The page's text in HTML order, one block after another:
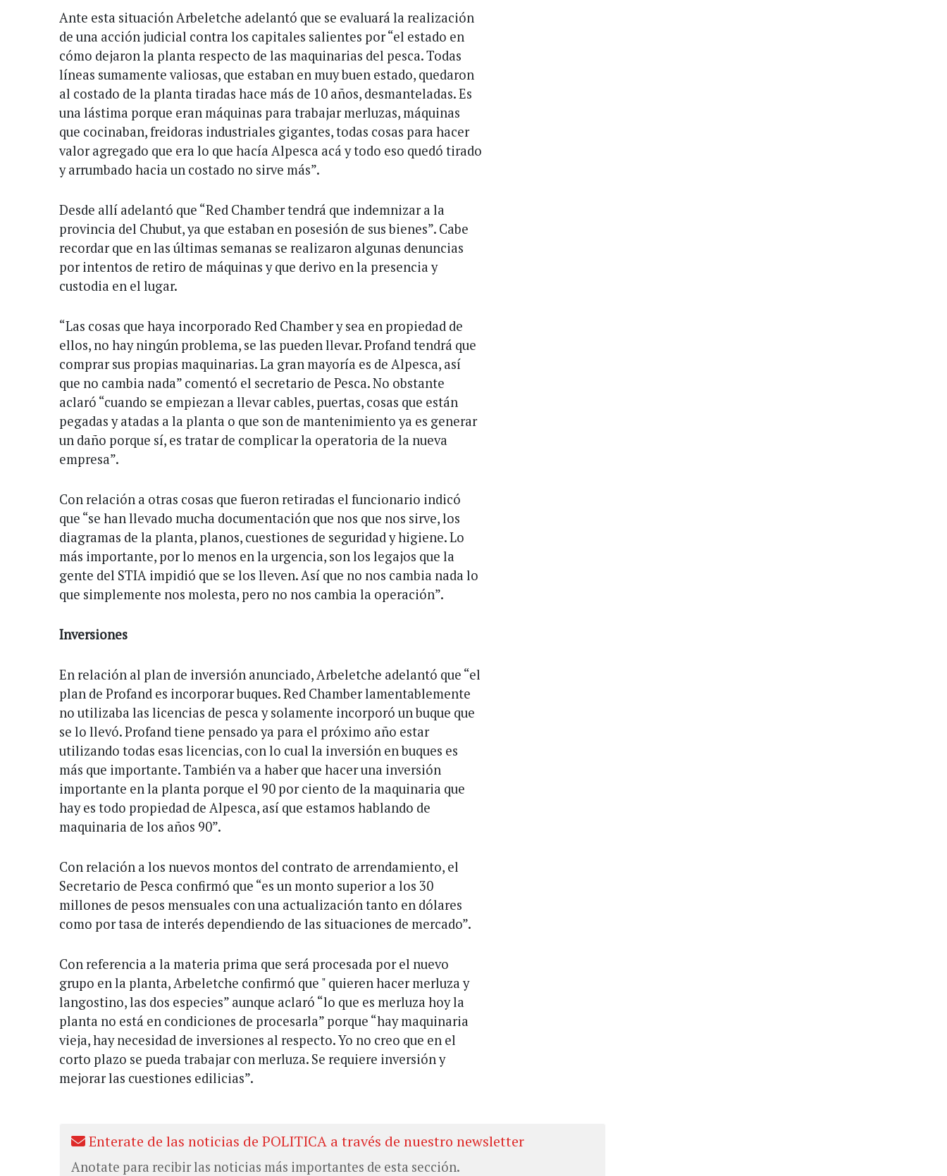
Ante esta situación Arbeletche adelantó que se evaluará la realización
de una acción judicial contra los capitales salientes por “el estado en
cómo dejaron la planta respecto de las maquinarias del pesca. Todas
líneas sumamente valiosas, que estaban en muy buen estado, quedaron
al costado de la planta tiradas hace más de 10 años, desmanteladas. Es
una lástima porque eran máquinas para trabajar merluzas, máquinas
que cocinaban, freidoras industriales gigantes, todas cosas para hacer
valor agregado que era lo que hacía Alpesca acá y todo eso quedó tirado
y arrumbado hacia un costado no sirve más”.
Desde allí adelantó que “Red Chamber tendrá que indemnizar a la
provincia del Chubut, ya que estaban en posesión de sus bienes”. Cabe
recordar que en las últimas semanas se realizaron algunas denuncias
por intentos de retiro de máquinas y que derivo en la presencia y
custodia en el lugar.
“Las cosas que haya incorporado Red Chamber y sea en propiedad de
ellos, no hay ningún problema, se las pueden llevar. Profand tendrá que
comprar sus propias maquinarias. La gran mayoría es de Alpesca, así
que no cambia nada” comentó el secretario de Pesca. No obstante
aclaró “cuando se empiezan a llevar cables, puertas, cosas que están
pegadas y atadas a la planta o que son de mantenimiento ya es generar
un daño porque sí, es tratar de complicar la operatoria de la nueva
empresa”.
Con relación a otras cosas que fueron retiradas el funcionario indicó
que “se han llevado mucha documentación que nos que nos sirve, los
diagramas de la planta, planos, cuestiones de seguridad y higiene. Lo
más importante, por lo menos en la urgencia, son los legajos que la
gente del STIA impidió que se los lleven. Así que no nos cambia nada lo
que simplemente nos molesta, pero no nos cambia la operación”.
Inversiones
En relación al plan de inversión anunciado, Arbeletche adelantó que “el
plan de Profand es incorporar buques. Red Chamber lamentablemente
no utilizaba las licencias de pesca y solamente incorporó un buque que
se lo llevó. Profand tiene pensado ya para el próximo año estar
utilizando todas esas licencias, con lo cual la inversión en buques es
más que importante. También va a haber que hacer una inversión
importante en la planta porque el 90 por ciento de la maquinaria que
hay es todo propiedad de Alpesca, así que estamos hablando de
maquinaria de los años 90”.
Con relación a los nuevos montos del contrato de arrendamiento, el
Secretario de Pesca confirmó que “es un monto superior a los 30
millones de pesos mensuales con una actualización tanto en dólares
como por tasa de interés dependiendo de las situaciones de mercado”.
Con referencia a la materia prima que será procesada por el nuevo
grupo en la planta, Arbeletche confirmó que " quieren hacer merluza y
langostino, las dos especies” aunque aclaró “lo que es merluza hoy la
planta no está en condiciones de procesarla” porque “hay maquinaria
vieja, hay necesidad de inversiones al respecto. Yo no creo que en el
corto plazo se pueda trabajar con merluza. Se requiere inversión y
mejorar las cuestiones edilicias”.
Enterate de las noticias de POLITICA a través de nuestro newsletter
Anotate para recibir las noticias más importantes de esta sección.